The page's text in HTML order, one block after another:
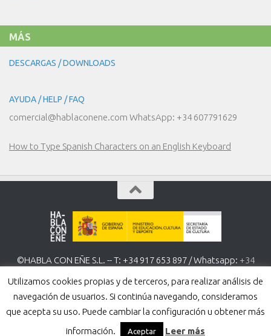
MÁS
DESCARGAS / DOWNLOADS
AYUDA / HELP / FAQ
comercial@hablaconene.com WhatsApp: +34 607791629
How to Type Spanish Characters on an English Keyboard
©HABLA CON EÑE S.L. -- T: +34 917 653 897 / Whatsapp: +34
Política de Privacidad-Política de cookies
Utilizamos cookies propias y de terceros, para realizar análisis de
navegación de usuarios. Si continúa navegando, consideramos
que acepta su uso. Puede cambiar la configuración u obtener más
información.
Aceptar Leer más